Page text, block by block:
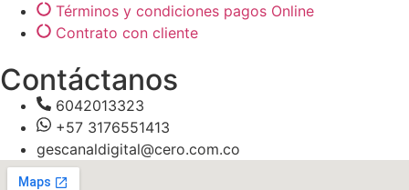
Términos y condiciones pagos Online
Contrato con cliente
Contáctanos
6042013323
+57 3176551413
gescanaldigital@cero.com.co